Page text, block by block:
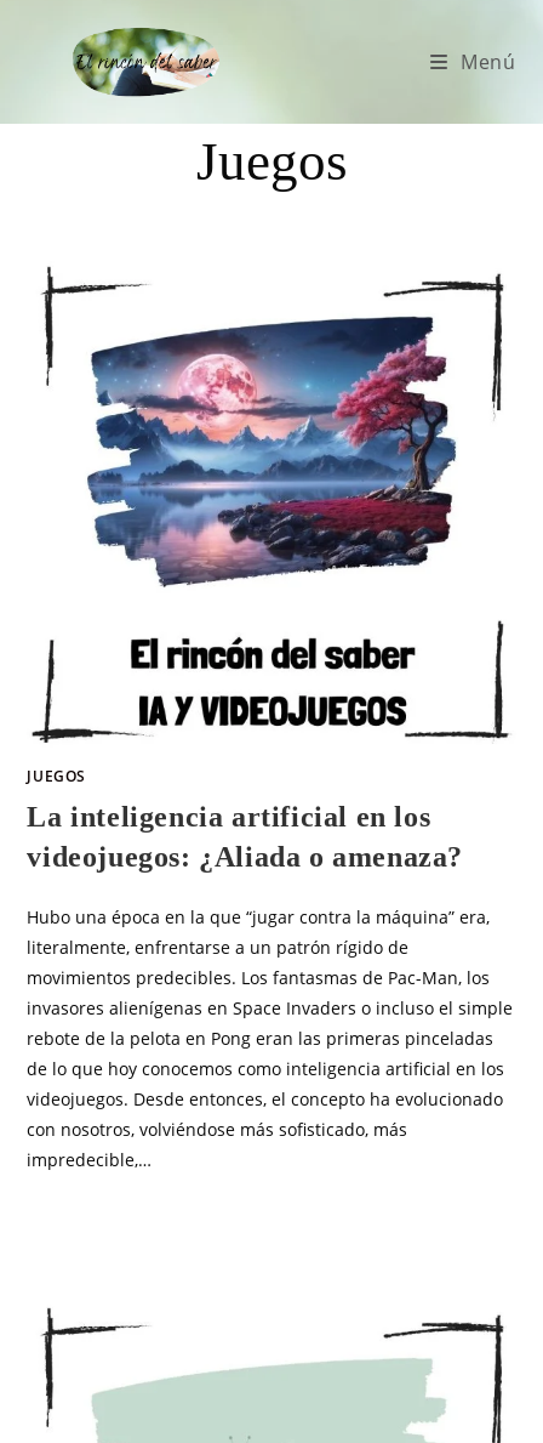
Menú
Juegos
JUEGOS
La inteligencia artificial en los
videojuegos: ¿Aliada o amenaza?
Hubo una época en la que “jugar contra la máquina” era,
literalmente, enfrentarse a un patrón rígido de
movimientos predecibles. Los fantasmas de Pac-Man, los
invasores alienígenas en Space Invaders o incluso el simple
rebote de la pelota en Pong eran las primeras pinceladas
de lo que hoy conocemos como inteligencia artificial en los
videojuegos. Desde entonces, el concepto ha evolucionado
con nosotros, volviéndose más sofisticado, más
impredecible,…